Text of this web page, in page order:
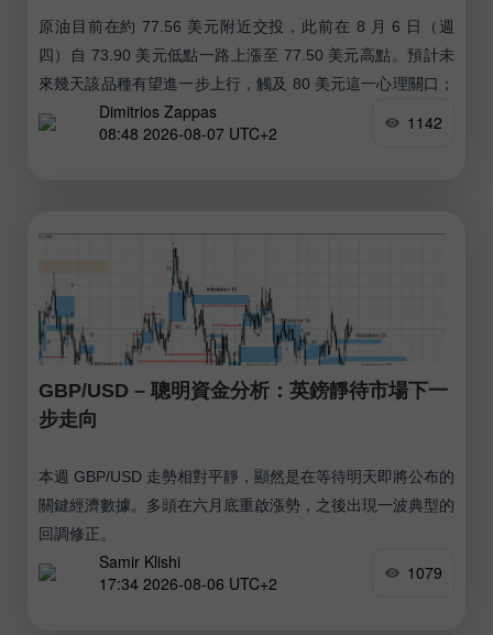
原油目前在約 77.56 美元附近交投，此前在 8 月 6 日（週
四）自 73.90 美元低點一路上漲至 77.50 美元高點。預計未
來幾天該品種有望進一步上行，觸及 80 美元這一心理關口；
甚至有可能上探趨勢通道的上軌一帶，約在 90 美元附近。
Dimitrios Zappas
08:48 2026-08-07 UTC+2
1142
GBP/USD – 聰明資金分析：英鎊靜待市場下一
步走向
本週 GBP/USD 走勢相對平靜，顯然是在等待明天即將公布的
關鍵經濟數據。多頭在六月底重啟漲勢，之後出現一波典型的
回調修正。
Samir Klishi
17:34 2026-08-06 UTC+2
1079